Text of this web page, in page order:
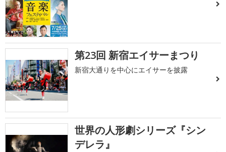
第23回 新宿エイサーまつり
新宿大通りを中心にエイサーを披露
世界の人形劇シリーズ『シン
デレラ』